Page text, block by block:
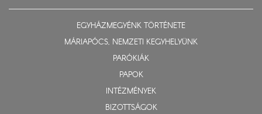
EGYHÁZMEGYÉNK TÖRTÉNETE
MÁRIAPÓCS, NEMZETI KEGYHELYÜNK
PARÓKIÁK
PAPOK
INTÉZMÉNYEK
BIZOTTSÁGOK